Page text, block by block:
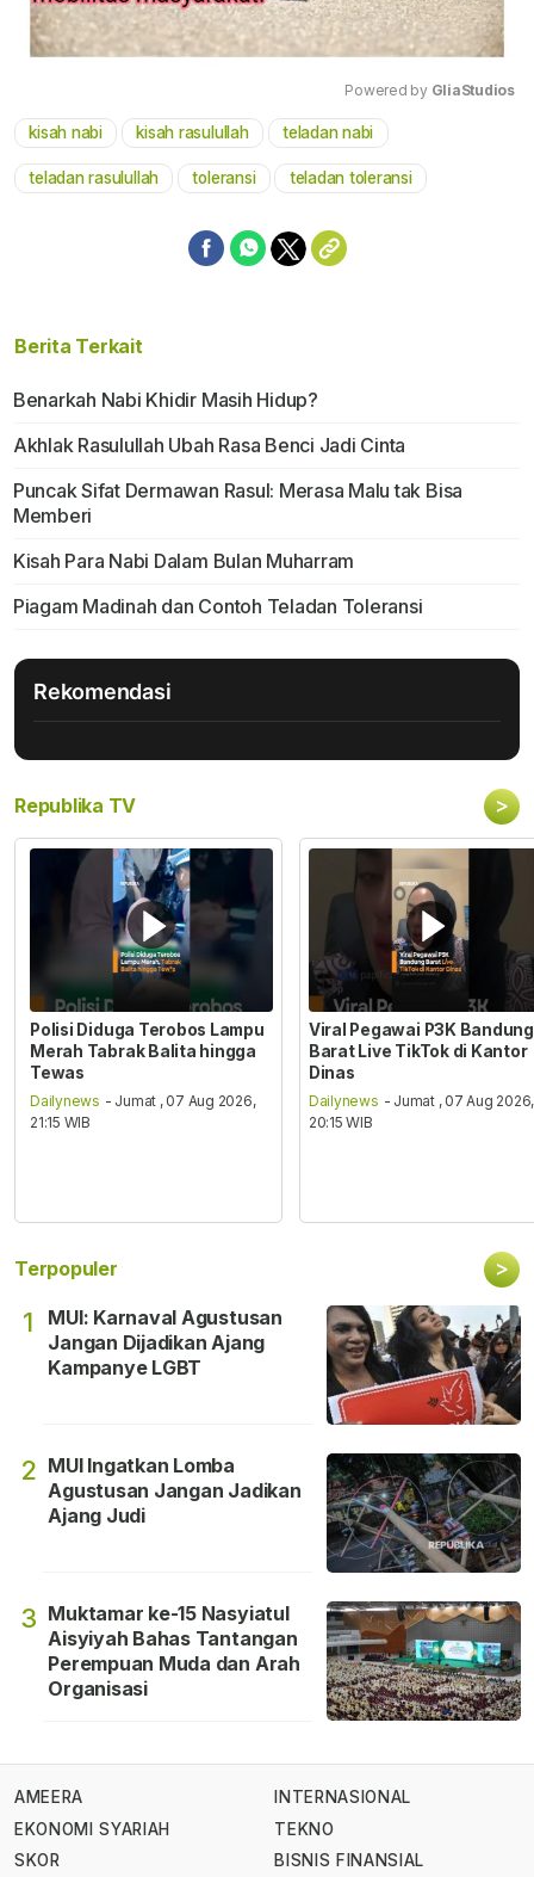
Powered by GliaStudios
kisah nabi kisah rasulullah teladan nabi
teladan rasulullah toleransi teladan toleransi
Berita Terkait
Benarkah Nabi Khidir Masih Hidup?
Akhlak Rasulullah Ubah Rasa Benci Jadi Cinta
Puncak Sifat Dermawan Rasul: Merasa Malu tak Bisa
Memberi
Kisah Para Nabi Dalam Bulan Muharram
Piagam Madinah dan Contoh Teladan Toleransi
Rekomendasi
Republika TV >
Polisi Diduga Terobos Lampu
Merah Tabrak Balita hingga
Tewas
Dailynews - Jumat , 07 Aug 2026,
21:15 WIB
Viral Pegawai P3K Bandung
Barat Live TikTok di Kantor
Dinas
Dailynews - Jumat , 07 Aug 2026,
20:15 WIB
Terpopuler >
1
MUI: Karnaval Agustusan
Jangan Dijadikan Ajang
Kampanye LGBT
2 MUI Ingatkan Lomba
Agustusan Jangan Jadikan
Ajang Judi
3 Muktamar ke-15 Nasyiatul
Aisyiyah Bahas Tantangan
Perempuan Muda dan Arah
Organisasi
AMEERA
EKONOMI SYARIAH
SKOR
INTERNASIONAL
TEKNO
BISNIS FINANSIAL